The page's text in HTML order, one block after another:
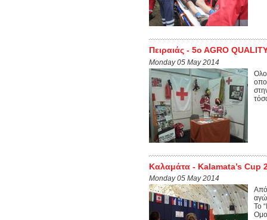
Πειραιάς - 5o AGRO
Monday 05 May 2014
Καλαμάτα - Kalamata’s Cup
Monday 05 May 2014
Από
Το